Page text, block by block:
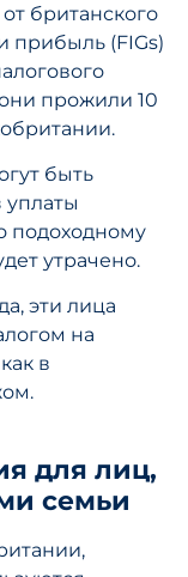
британского
прибыль (FIGs)
прожили 10
быть
подоходному
утрачено.
эти лица
на
в
для лиц,
семьи